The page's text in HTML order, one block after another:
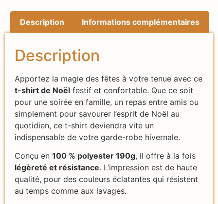
Description Informations complémentaires
Description
Apportez la magie des fêtes à votre tenue avec ce
t-shirt de Noël festif et confortable. Que ce soit
pour une soirée en famille, un repas entre amis ou
simplement pour savourer l’esprit de Noël au
quotidien, ce t-shirt deviendra vite un
indispensable de votre garde-robe hivernale.
Conçu en 100 % polyester 190g, il offre à la fois
légèreté et résistance. L’impression est de haute
qualité, pour des couleurs éclatantes qui résistent
au temps comme aux lavages.